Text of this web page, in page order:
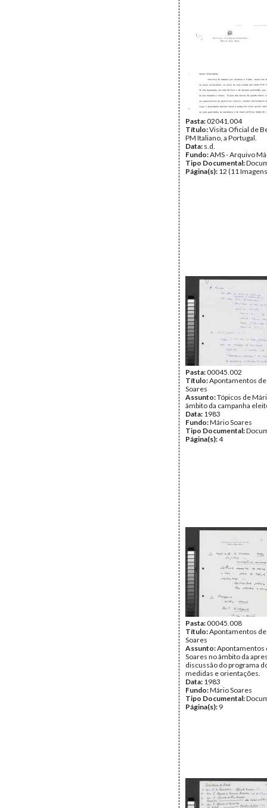
Pasta:02041.004
Título:Visita Oficial de
PM Italiano, a Portugal.
Data: s.d.
Fundo:AMS - Arquivo
Tipo Documental:
Página(s): 12 (11
Pasta:00045.002
Título:Apontamentos
Soares
Assunto:Tópicos de
âmbito da campanha
Data: 1983
Fundo:Mário Soares
Tipo Documental:
Página(s):4
Pasta:00045.008
Título:Apontamentos
Soares
Assunto:Apontamentos
Soares no âmbito da
discussão do programa
medidas e orientações.
Data: 1983
Fundo:Mário Soares
Tipo Documental:
Página(s): 9